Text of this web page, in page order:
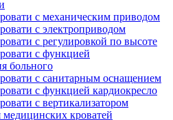
с механическим приводом
с электроприводом
с регулировкой по высоте
с функцией
больного
с санитарным оснащением
с функцией кардиокресло
с вертикализатором
медицинских кроватей